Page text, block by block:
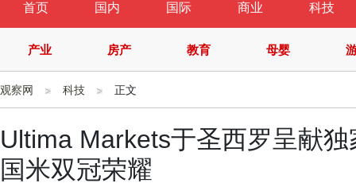
首页 国内 国际 商业 科技
产业 房产 教育 母婴
观察网 科技 正文
Ultima Markets于圣西罗呈献
国米双冠荣耀